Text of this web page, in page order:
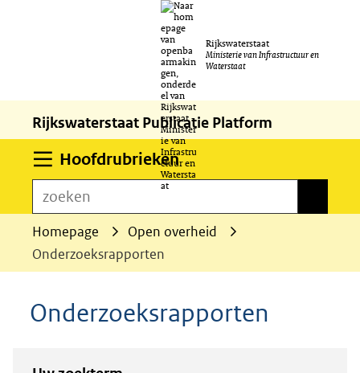
naar
de
inhoud
Rijkswaterstaat
Ministerie van Infrastructuur en
Waterstaat
Rijkswaterstaat Publicatie Platform
HoofdrubriekenUitklappen
zoeken
Homepage
Open overheid
Onderzoeksrapporten
Onderzoeksrapporten